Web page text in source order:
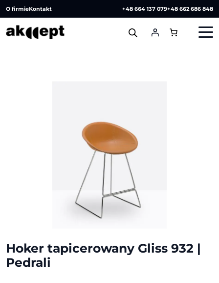
O firmieKontakt +48 664 137 079+48 662 686 848
Hoker tapicerowany Gliss 932 |
Pedrali